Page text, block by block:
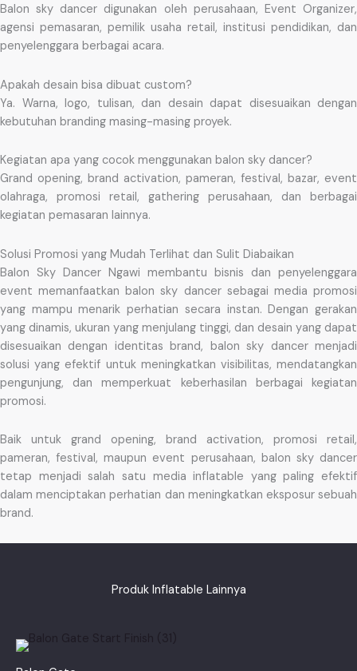
Balon sky dancer digunakan oleh perusahaan, Event Organizer,
agensi pemasaran, pemilik usaha retail, institusi pendidikan, dan
penyelenggara berbagai acara.
Apakah desain bisa dibuat custom?
Ya. Warna, logo, tulisan, dan desain dapat disesuaikan dengan
kebutuhan branding masing-masing proyek.
Kegiatan apa yang cocok menggunakan balon sky dancer?
Grand opening, brand activation, pameran, festival, bazar, event
olahraga, promosi retail, gathering perusahaan, dan berbagai
kegiatan pemasaran lainnya.
Solusi Promosi yang Mudah Terlihat dan Sulit Diabaikan
Balon Sky Dancer Ngawi membantu bisnis dan penyelenggara
event memanfaatkan balon sky dancer sebagai media promosi
yang mampu menarik perhatian secara instan. Dengan gerakan
yang dinamis, ukuran yang menjulang tinggi, dan desain yang dapat
disesuaikan dengan identitas brand, balon sky dancer menjadi
solusi yang efektif untuk meningkatkan visibilitas, mendatangkan
pengunjung, dan memperkuat keberhasilan berbagai kegiatan
promosi.
Baik untuk grand opening, brand activation, promosi retail,
pameran, festival, maupun event perusahaan, balon sky dancer
tetap menjadi salah satu media inflatable yang paling efektif
dalam menciptakan perhatian dan meningkatkan eksposur sebuah
brand.
Produk Inflatable Lainnya